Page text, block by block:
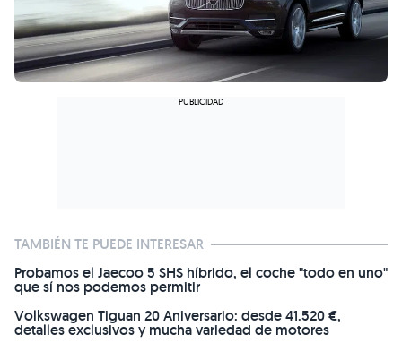
TAMBIÉN TE PUEDE INTERESAR
Probamos el Jaecoo 5 SHS híbrido, el coche "todo en uno"
que sí nos podemos permitir
Volkswagen Tiguan 20 Aniversario: desde 41.520 €,
detalles exclusivos y mucha variedad de motores